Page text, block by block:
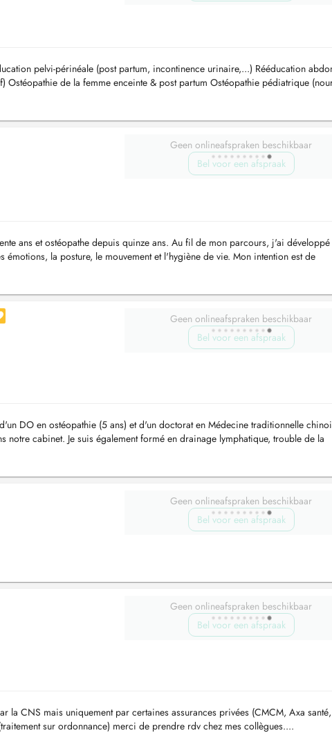
pelvi-périnéale (post partum, incontinence urinaire,...) Rééducation
Ostéopathie de la femme enceinte & post partum Ostéopathie pédiatrique
Geen onlineafspraken beschikbaar
Bel voor een afspraak
ans et ostéopathe depuis quinze ans. Au fil de mon parcours, j'ai développé
la posture, le mouvement et l'hygiène de vie. Mon intention est de
plu...
Geen onlineafspraken beschikbaar
Bel voor een afspraak
DO en ostéopathie (5 ans) et d'un doctorat en Médecine traditionnelle
notre cabinet. Je suis également formé en drainage lymphatique, trouble de la
Geen onlineafspraken beschikbaar
Bel voor een afspraak
Geen onlineafspraken beschikbaar
Bel voor een afspraak
la CNS mais uniquement par certaines assurances privées (CMCM, Axa santé,
sur ordonnance) merci de prendre rdv chez mes collègues....